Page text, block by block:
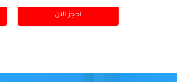
احجز الان